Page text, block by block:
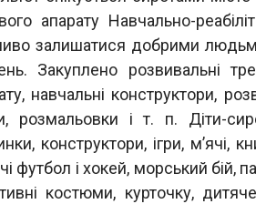
апарату Навчально-
залишатися добрими
Закуплено розвивальні
навчальні конструктори,
розмальовки і т. п. Діти-
конструктори, ігри, м’ячі,
футбол і хокей, морський бій,
костюми, курточку,